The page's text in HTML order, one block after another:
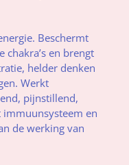
Beschermt
chakra’s en brengt
helder denken
Werkt
pijnstillend,
en
de werking van